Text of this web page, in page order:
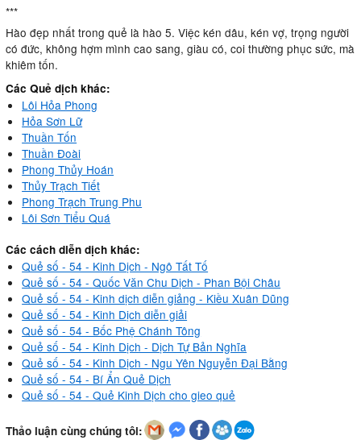
***
Hào đẹp nhất trong quẻ là hào 5. Việc kén dâu, kén vợ, trọng người
có đức, không hợm mình cao sang, giàu có, coi thường phục sức, mà
khiêm tốn.
Các Quẻ dịch khác:
Lôi Hỏa Phong
Hỏa Sơn Lữ
Thuần Tốn
Thuần Đoài
Phong Thủy Hoán
Thủy Trạch Tiết
Phong Trạch Trung Phu
Lôi Sơn Tiểu Quá
Các cách diễn dịch khác:
Quẻ số - 54 - Kinh Dịch - Ngô Tất Tố
Quẻ số - 54 - Quốc Văn Chu Dịch - Phan Bội Châu
Quẻ số - 54 - Kinh dịch diễn giảng - Kiều Xuân Dũng
Quẻ số - 54 - Kinh Dịch diễn giải
Quẻ số - 54 - Bốc Phệ Chánh Tông
Quẻ số - 54 - Kinh Dịch - Dịch Tự Bản Nghĩa
Quẻ số - 54 - Kinh Dịch - Ngu Yên Nguyễn Đại Bằng
Quẻ số - 54 - Bí Ẩn Quẻ Dịch
Quẻ số - 54 - Quẻ Kinh Dịch cho gieo quẻ
Thảo luận cùng chúng tôi: